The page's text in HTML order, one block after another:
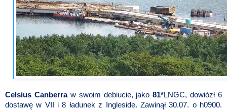
Celsius Canberra w swoim debiucie, jako81*LNGC, dowiózł 6
dostawę w VII i 8 ładunek z Ingleside. Zawinął 30.07. o h0900.